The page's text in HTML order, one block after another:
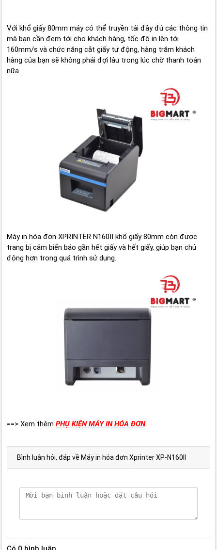
Với khổ giấy 80mm máy có thể truyền tải đầy đủ các thông tin
mà bạn cần đem tới cho khách hàng, tốc độ in lên tới
160mm/s và chức năng cắt giấy tự động, hàng trăm khách
hàng của bạn sẽ không phải đợi lâu trong lúc chờ thanh toán
nữa.
Máy in hóa đơn XPRINTER N160II khổ giấy 80mm còn được
trang bị cảm biến báo gần hết giấy và hết giấy, giúp bạn chủ
động hơn trong quá trình sử dụng.
==> Xem thêm PHỤ KIỆN MÁY IN HÓA ĐƠN
Bình luận hỏi, đáp về Máy in hóa đơn Xprinter XP-N160II